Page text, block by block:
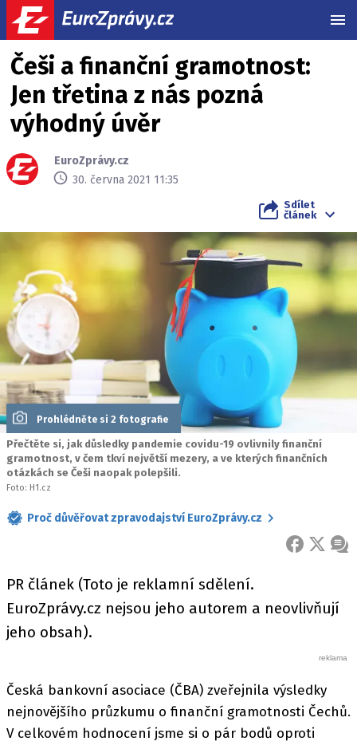
Češi a finanční gramotnost:
Jen třetina z nás pozná
výhodný úvěr
EuroZprávy.cz
30. června 2021 11:35
Sdílet
článek
Prohlédněte si 2 fotografie
Přečtěte si, jak důsledky pandemie covidu-19 ovlivnily finanční
gramotnost, v čem tkví největší mezery, a ve kterých finančních
otázkách se Češi naopak polepšili.
Foto: H1.cz
Proč důvěřovat zpravodajství EuroZprávy.cz
FACEBOOK
X
PR článek (Toto je reklamní sdělení.
EuroZprávy.cz nejsou jeho autorem a neovlivňují
jeho obsah).
Česká bankovní asociace (ČBA) zveřejnila výsledky
nejnovějšího průzkumu o finanční gramotnosti Čechů.
V celkovém hodnocení jsme si o pár bodů oproti